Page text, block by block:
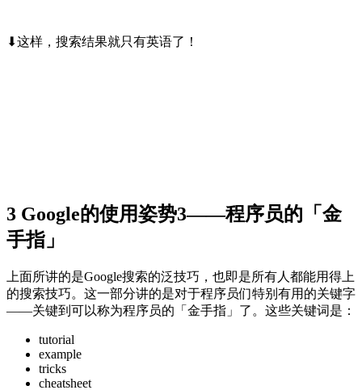
⬇这样，搜索结果就只有英语了！
3 Google的使用姿势3——程序员的「金
手指」
上面所讲的是Google搜索的泛技巧，也即是所有人都能用得上
的搜索技巧。这一部分讲的是对于程序员们特别有用的关键字
——关键到可以称为程序员的「金手指」了。这些关键词是：
tutorial
example
tricks
cheatsheet